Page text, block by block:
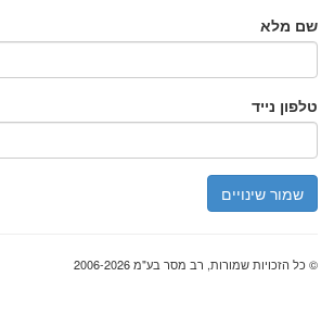
שם מלא
טלפון נייד
שמור שינויים
© כל הזכויות שמורות, רב מסר בע"מ 2006-2026